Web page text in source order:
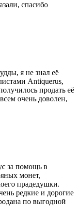
спасибо
я не знал её
Antiquerus,
продать её
очень доволен,
за помощь в
монет,
прадедушки.
редкие и дорогие
по выгодной